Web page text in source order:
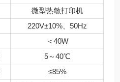
微型热敏打印机
220V±10%、50Hz
＜40W
5～40℃
≤85%